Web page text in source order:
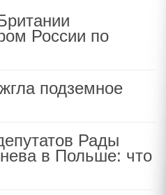
России по
подземное
Рады
в Польше: что